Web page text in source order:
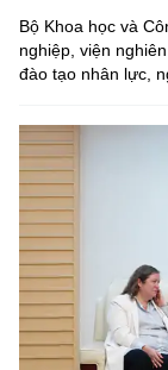
Bộ Khoa học và
nghiệp, viện
đào tạo nhân lực,